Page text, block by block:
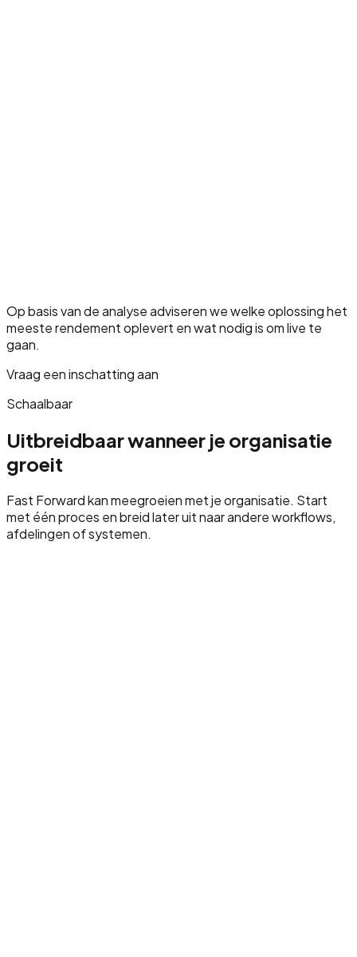
Op basis van de analyse adviseren we welke oplossing het
meeste rendement oplevert en wat nodig is om live te
gaan.
Vraag een inschatting aan
Schaalbaar
Uitbreidbaar wanneer je organisatie
groeit
Fast Forward kan meegroeien met je organisatie. Start
met één proces en breid later uit naar andere workflows,
afdelingen of systemen.